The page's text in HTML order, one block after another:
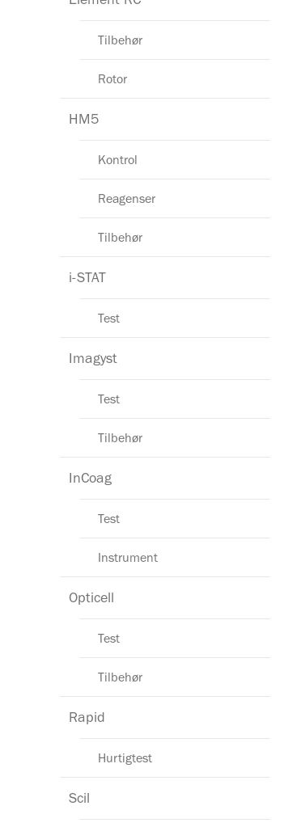
Tilbehør
Rotor
HM5
Kontrol
Reagenser
Tilbehør
i-STAT
Test
Imagyst
Test
Tilbehør
InCoag
Test
Instrument
Opticell
Test
Tilbehør
Rapid
Hurtigtest
Scil